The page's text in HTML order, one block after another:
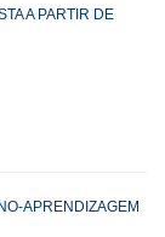
A PARTIR DE
APRENDIZAGEM